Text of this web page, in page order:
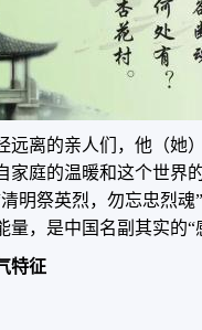
远离的亲人们，他（她
家庭的温暖和这个世界
明祭英烈，勿忘忠烈
量，是中国名副其实的“
特征